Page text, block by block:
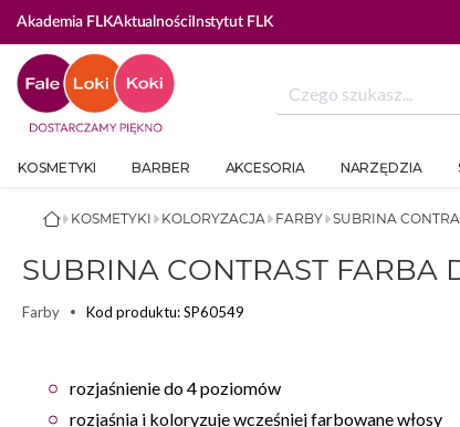
Akademia FLKAktualnościInstytut FLK
SIĘ ABY SKORZYSTAĆ Z BEAUTY COINÓW
KOSMETYKI BARBER AKCESORIA NARZĘDZIA
SUBRINA
FARBY
KOLORYZACJA
KOSMETYKI
SUBRINA CONTRAST FARBA
Farby Kod produktu: SP60549
rozjaśnienie do 4 poziomów
rozjaśnia i koloryzuje wcześniej farbowane włosy